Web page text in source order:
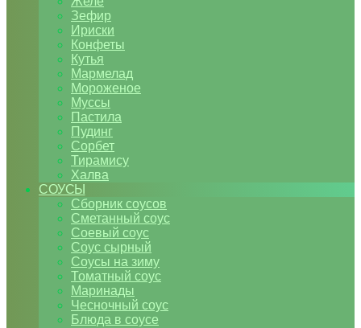
Зефир
Ириски
Конфеты
Кутья
Мармелад
Мороженое
Муссы
Пастила
Пудинг
Сорбет
Тирамису
Халва
СОУСЫ
Сборник соусов
Сметанный соус
Соевый соус
Соус сырный
Соусы на зиму
Томатный соус
Маринады
Чесночный соус
Блюда в соусе